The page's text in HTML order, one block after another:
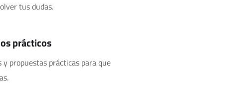
tus dudas.
prácticos
y propuestas prácticas para que